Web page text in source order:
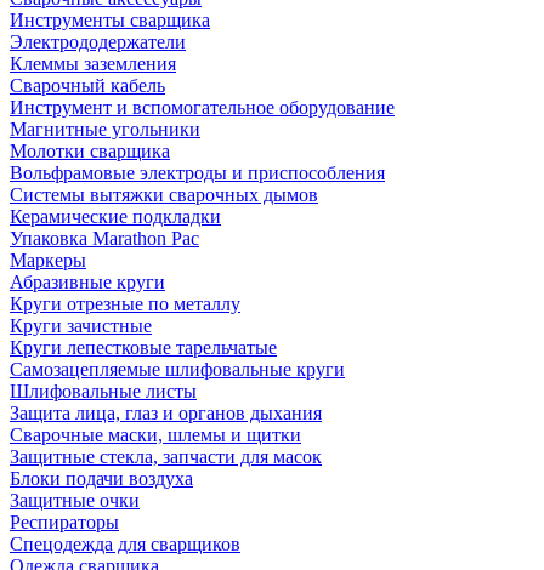
Инструменты сварщика
Электрододержатели
Клеммы заземления
Сварочный кабель
Инструмент и вспомогательное оборудование
Магнитные угольники
Молотки сварщика
Вольфрамовые электроды и приспособления
Системы вытяжки сварочных дымов
Керамические подкладки
Упаковка Marathon Pac
Маркеры
Абразивные круги
Круги отрезные по металлу
Круги зачистные
Круги лепестковые тарельчатые
Самозацепляемые шлифовальные круги
Шлифовальные листы
Защита лица, глаз и органов дыхания
Сварочные маски, шлемы и щитки
Защитные стекла, запчасти для масок
Блоки подачи воздуха
Защитные очки
Респираторы
Спецодежда для сварщиков
Одежда сварщика